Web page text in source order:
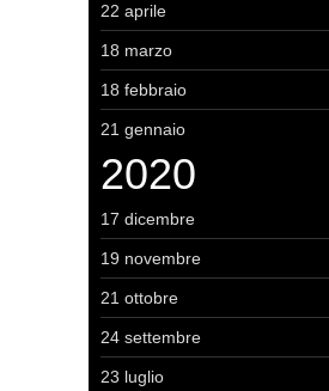
22 aprile
18 marzo
18 febbraio
21 gennaio
2020
17 dicembre
19 novembre
21 ottobre
24 settembre
23 luglio